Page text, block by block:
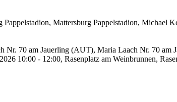
Mattersburg Pappelstadion, Michael
Nr. 70 am Jauerling (AUT), Maria Laach Nr. 70 am
10:00 - 12:00, Rasenplatz am Weinbrunnen,